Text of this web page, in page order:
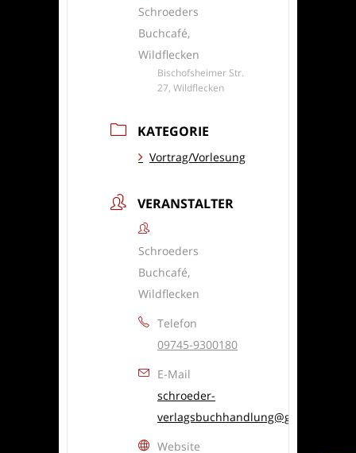
Schroeders
Buchcafé,
Wildflecken
Bischofsheimer Str.
27, Wildflecken
KATEGORIE
Vortrag/Vorlesung
VERANSTALTER
Schroeders
Buchcafé,
Wildflecken
Telefon
09745-9300180
E-Mail
schroeder-
verlagsbuchhandlung@gmx.de
Website